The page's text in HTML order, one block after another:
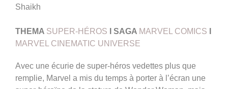
Shaikh
THEMA SUPER-HÉROS I SAGA MARVEL COMICS
MARVEL CINEMATIC UNIVERSE
Avec une écurie de super-héros vedettes plus que
remplie, Marvel a mis du temps à porter à l’écran une